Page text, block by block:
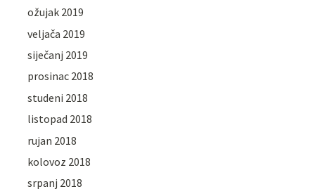
ožujak 2019
veljača 2019
siječanj 2019
prosinac 2018
studeni 2018
listopad 2018
rujan 2018
kolovoz 2018
srpanj 2018